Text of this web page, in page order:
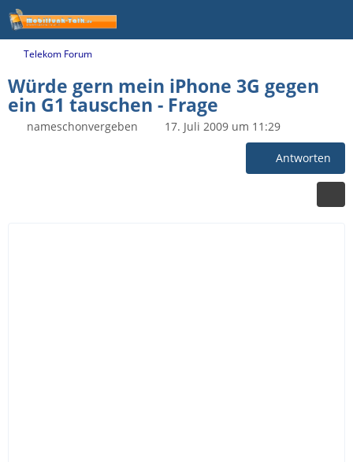
Telekom Forum
Würde gern mein iPhone 3G gegen
ein G1 tauschen - Frage
nameschonvergeben 17. Juli 2009 um 11:29
Antworten